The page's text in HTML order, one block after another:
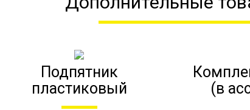
Подпятник
пластиковый
(в